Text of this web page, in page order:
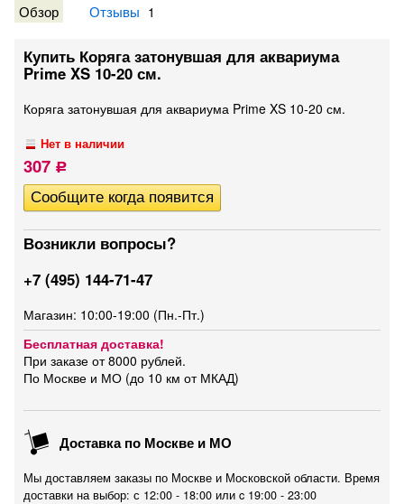
Обзор Отзывы 1
Купить Коряга затонувшая для аквариума
Prime XS 10-20 см.
Коряга затонувшая для аквариума Prime XS 10-20 см.
Нет в наличии
307 Р
Возникли вопросы?
+7 (495) 144-71-47
Магазин: 10:00-19:00 (Пн.-Пт.)
Бесплатная доставка!
При заказе от 8000 рублей.
По Москве и МО (до 10 км от МКАД)
Доставка по Москве и МО
Мы доставляем заказы по Москве и Московской области. Время
доставки на выбор: с 12:00 - 18:00 или c 19:00 - 23:00